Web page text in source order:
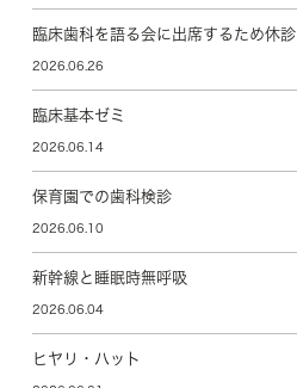
臨床歯科を語る会に出席するため休診
2026.06.26
臨床基本ゼミ
2026.06.14
保育園での歯科検診
2026.06.10
新幹線と睡眠時無呼吸
2026.06.04
ヒヤリ・ハット